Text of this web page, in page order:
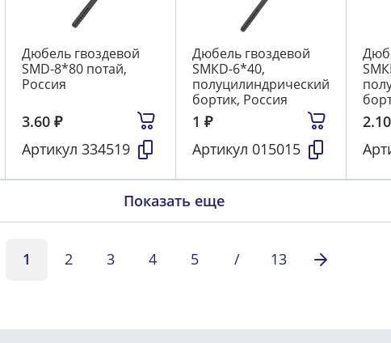
Дюбель гвоздевой
SMD-8*80 потай,
Россия
3.60 ₽
Артикул 334519
Дюбель гвоздевой
SMКD-6*40,
полуцилиндрический
бортик, Россия
1 ₽
Артикул 015015
Показать еще
1 2 3 4 5 / 13